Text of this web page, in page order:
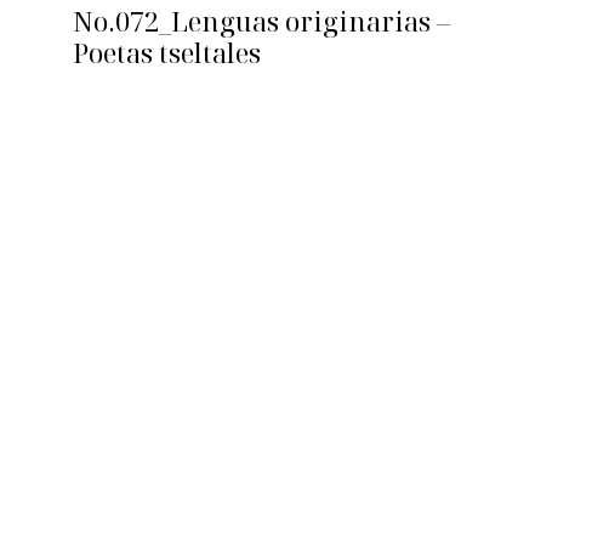
No.072_Lenguas originarias –
Poetas tseltales